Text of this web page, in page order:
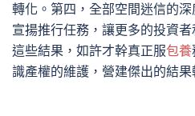
轉化。第四，全部空間迷信的
宣揚推行任務，讓更多的投資
這些結果，如許才幹真正服包養
識產權的維護，營建傑出的結